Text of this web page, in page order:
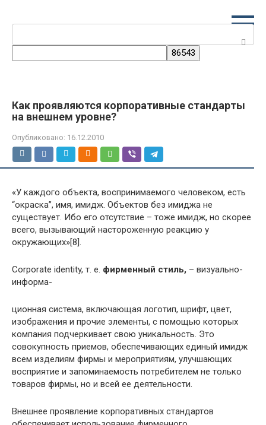
Как проявляются корпоративные стандарты
на внешнем уровне?
Опубликовано: 16.12.2010
«У каждого объекта, воспринимаемого человеком, есть
“окраска”, имя, имидж. Объектов без имиджа не
существует. Ибо его отсутствие – тоже имидж, но скорее
всего, вызывающий настороженную реакцию у
окружающих»[8].
Corporate identity, т. е. фирменный стиль, – визуально-
информа-
ционная система, включающая логотип, шрифт, цвет,
изображения и прочие элементы, с помощью которых
компания подчеркивает свою уникальность. Это
совокупность приемов, обеспечивающих единый имидж
всем изделиям фирмы и мероприятиям, улучшающих
восприятие и запоминаемость потребителем не только
товаров фирмы, но и всей ее деятельности.
Внешнее проявление корпоративных стандартов